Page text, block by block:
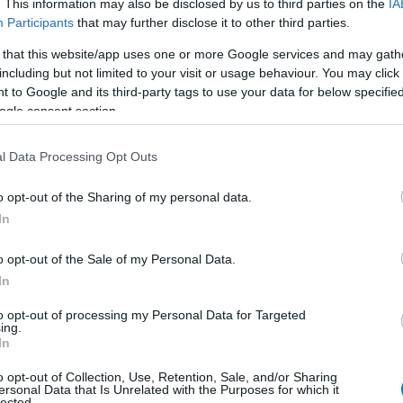
This information may also be disclosed by us to third parties on the
Participants that may further disclose it to other third parties.
that this website/app uses one or more Google services and may
but not limited to your visit or usage behaviour. You may
to Google and its third-party tags to use your data for below
consent section.
Data Processing Opt Outs
opt-out of the Sharing of my personal data.
opt-out of the Sale of my Personal Data.
opt-out of processing my Personal Data for Targeted
opt-out of Collection, Use, Retention, Sale, and/or Sharing
Data that Is Unrelated with the Purposes for which it
volt a kedvezmény
ez korlátlanná válik,
a 25 év alatti fiatalok kedvezménye
kedvezmények – például az első házasoké –
az ESG-jelentésekre – de
ezt felülírják
jelentések kötelező bevezetését a jogalkotó